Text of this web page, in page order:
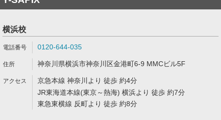
横浜校
0120-644-035
神奈川県横浜市神奈川区金港町6-9 MMCビル5F
京急本線 神奈川より 徒歩 約4分
JR東海道本線(東京～熱海) 横浜より 徒歩 約7分
東急東横線 反町より 徒歩 約8分